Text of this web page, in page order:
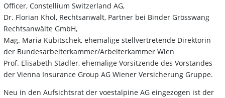
Officer, Constellium Switzerland AG,
Dr. Florian Khol, Rechtsanwalt, Partner bei Binder Grösswang
Rechtsanwälte GmbH,
Mag. Maria Kubitschek, ehemalige stellvertretende Direktorin
der Bundesarbeiterkammer/Arbeiterkammer Wien
Prof. Elisabeth Stadler, ehemalige Vorsitzende des Vorstandes
der Vienna Insurance Group AG Wiener Versicherung Gruppe.
Neu in den Aufsichtsrat der voestalpine AG eingezogen ist der